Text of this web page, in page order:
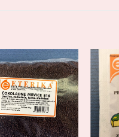
Zaprati
ovaj
artikal